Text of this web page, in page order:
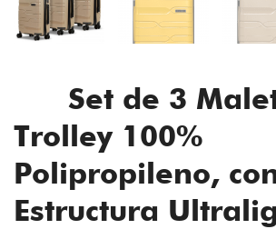
Set de 3
Trolley 100%
Polipropileno,
Estructura